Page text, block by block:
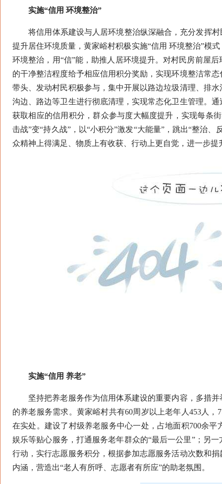
实施“信用 环境整治”
将信用体系建设与人居环境整治纵深融合，充分发挥村
提升居住环境质量，黄家峪村积极实施“信用 环境整治”模
环境整治，用“信”能，助推人居环境提升。对村民房前屋
的干净整洁程度给予相应信用积分奖励，实现环境整洁常
带头、发动村民积极参与，集中开展以路边垃圾清理、排
沟边、路边等卫生进行彻底清理，实现常态化卫生管理。
获取相应的信用积分，群众参与度大幅度提升，实现每条
击战”变“持久战”，以“小积分”激发“大能量”，跳出“整治
众精神上得满足、物质上有收获、行动上更自觉，进一步提
实施“信用 养老”
坚持把养老服务作为信用体系建设的重要内容，多措并
的养老服务需求。黄家峪村共有60周岁以上老年人453人
在实处。建设了村级养老服务中心一处，占地面积700余
娱乐等贴心服务，打通服务老年群众的“最后一公里”；另
行动，实行志愿服务积分，根据参加志愿服务活动次数和
内涵，营造出“老人有所呼、志愿者有所应”的助老氛围。